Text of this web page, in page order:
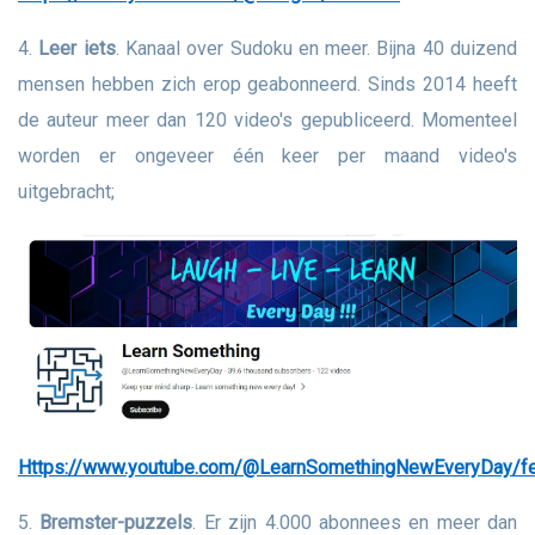
Leer iets. Kanaal over Sudoku en meer. Bijna 40 duizend
mensen hebben zich erop geabonneerd. Sinds 2014 heeft
de auteur meer dan 120 video's gepubliceerd. Momenteel
worden er ongeveer één keer per maand video's
uitgebracht;
https://www.youtube.com/@LearnSomethingNewEveryDay/
5. Bremster-puzzels. Er zijn 4.000 abonnees en meer dan